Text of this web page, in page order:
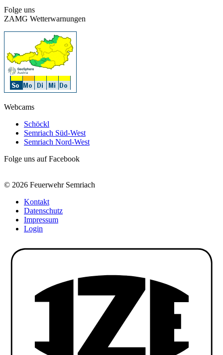
Folge uns
ZAMG Wetterwarnungen
Webcams
Schöckl
Semriach Süd-West
Semriach Nord-West
Folge uns auf Facebook
© 2026 Feuerwehr Semriach
Kontakt
Datenschutz
Impressum
Login